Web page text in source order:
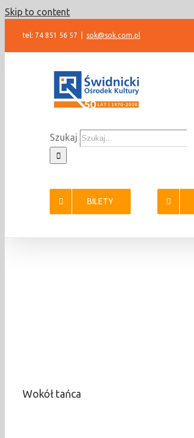
Skip to content
tel: 74 851 56 57 sok@sok.com.pl
Szukaj
BILETY
Wokół tańca